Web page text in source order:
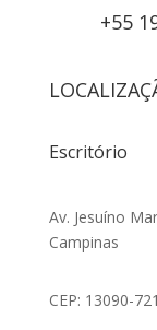
+55
Escritório
Av. Jesuíno
Campinas
CEP: 13090-721